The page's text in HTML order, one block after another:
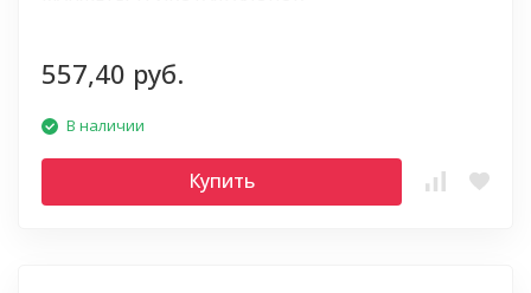
557,40 руб.
В наличии
Купить